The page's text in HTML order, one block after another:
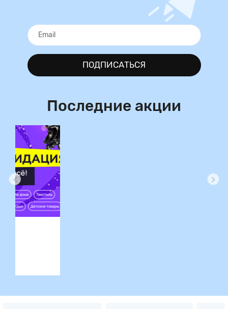
ПОДПИСАТЬСЯ
Последние акции